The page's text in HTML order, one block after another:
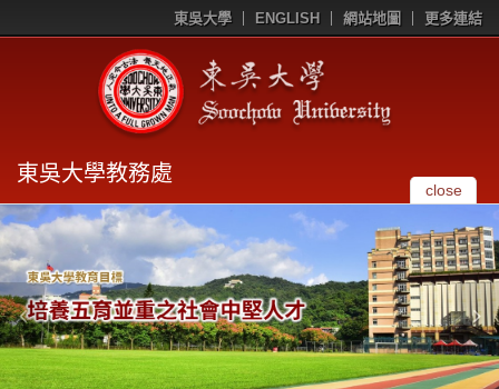
東吳大學 ENGLISH 網站地圖 更多連結
東吳大學教務處
close